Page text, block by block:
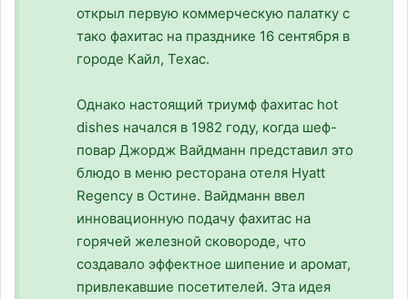
открыл первую коммерческую палатку с
тако фахитас на празднике 16 сентября в
городе Кайл, Техас.
Однако настоящий триумф фахитас hot
dishes начался в 1982 году, когда шеф-
повар Джордж Вайдманн представил это
блюдо в меню ресторана отеля Hyatt
Regency в Остине. Вайдманн ввел
инновационную подачу фахитас на
горячей железной сковороде, что
создавало эффектное шипение и аромат,
привлекавшие посетителей. Эта идея